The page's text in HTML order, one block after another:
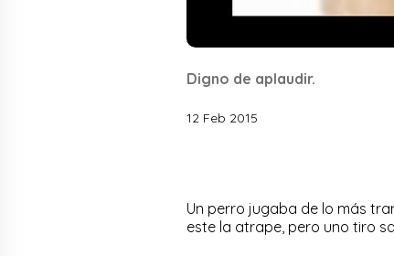
Digno de aplaudir.
12 Feb 2015
Un perro jugaba de lo más
este la atrape, pero uno tiro